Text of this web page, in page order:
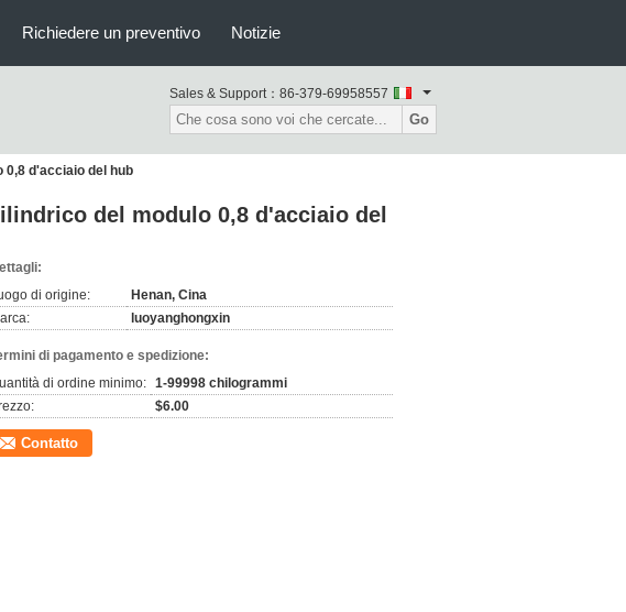
Richiedere un preventivo Notizie
Sales & Support： 86-379-69958557
Go
0,8 d'acciaio del hub
del modulo 0,8 d'acciaio del
di origine:
Henan, Cina
luoyanghongxin
di pagamento e spedizione:
di ordine minimo: 1-99998 chilogrammi
$6.00
Contatto